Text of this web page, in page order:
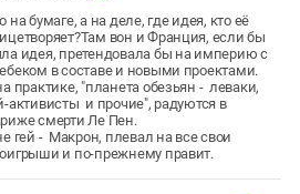
на бумаге, а на деле, где идея, кто её
вон и Франция, если бы
идея, претендовала бы на империю с
в составе и новыми проектами.
практике, "планета обезьян - леваки,
активисты и прочие", радуются в
смерти Ле Пен.
гей - Макрон, плевал на все свои
и по-прежнему правит.